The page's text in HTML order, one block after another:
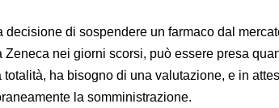
decisione di sospendere un farmaco dal
nei giorni scorsi, può essere presa
ha bisogno di una valutazione, e in
la somministrazione.